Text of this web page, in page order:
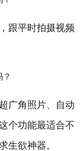
跟平时拍摄视频
广角照片、自动
个功能最适合不
生欲神器。